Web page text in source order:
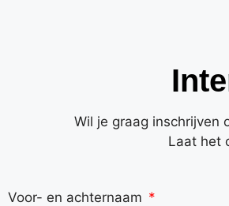
Wil je graag inschrijven
Laat het
Voor- en achternaam